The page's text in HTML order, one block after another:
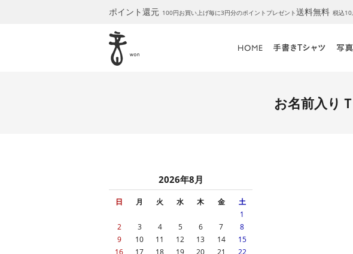
ポイント還元 100円お買い上げ毎に3円分のポイントプレゼント送料無料 税込
お名前入り
2026年8月
日 月 火 水 木 金 土
1
2
3 4 5 6 7
8
9
10 11 12 13 14
15
16
17 18 19 20 21
22